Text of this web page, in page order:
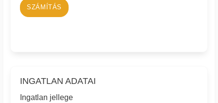
SZÁMÍTÁS
INGATLAN ADATAI
Ingatlan jellege